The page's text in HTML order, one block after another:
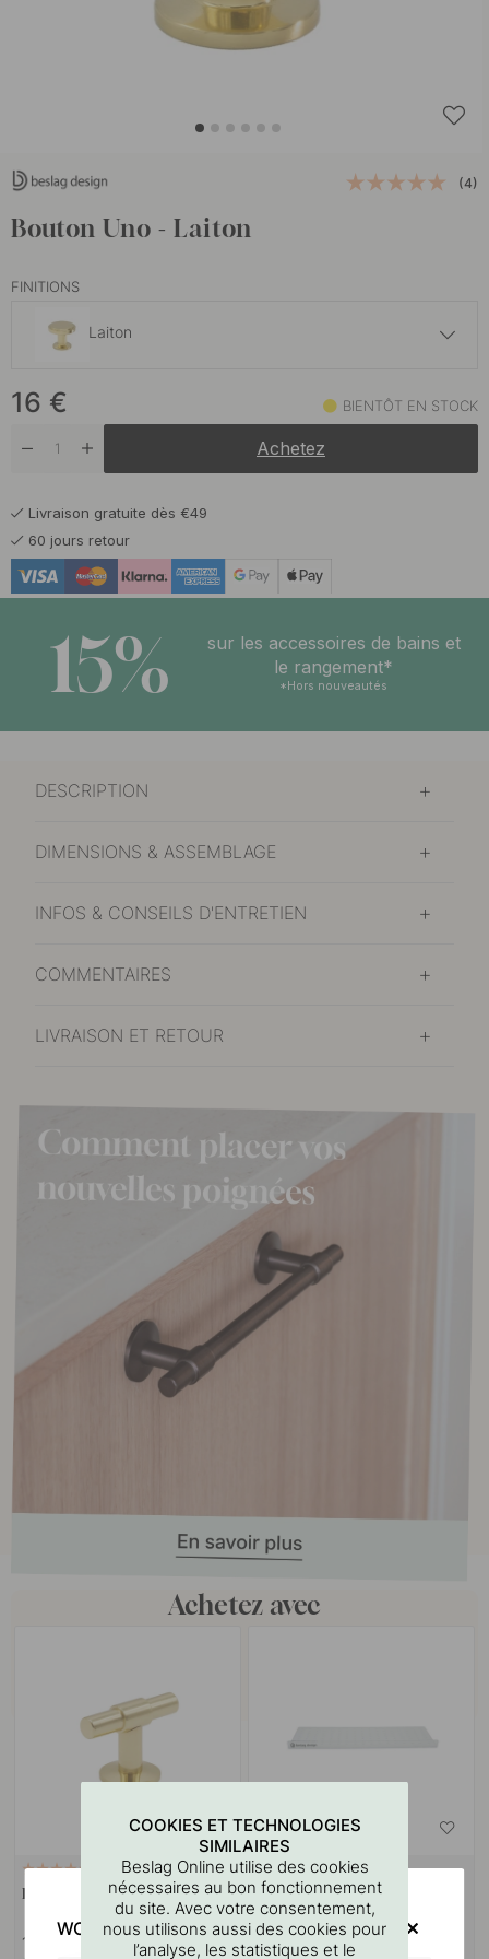
(4)
Bouton Uno - Laiton
FINITIONS
Laiton
En stock
En stock
Laiton bruni
Plaqué nickel 16 €
Noir mat
16 € BIENTÔT EN STOCK
Achetez
Livraison gratuite dès €49
60 jours retour
15%
sur les accessoires de bains et
le rangement*
*Hors nouveautés
DESCRIPTION
DIMENSIONS & ASSEMBLAGE
INFOS & CONSEILS D'ENTRETIEN
COMMENTAIRES
LIVRAISON ET RETOUR
Achetez avec
LAITON MASSIF
Bouton T Uniform - Laiton
18 €
127
Gabarit De Perçage Pour
Poignées Et Boutons
7 €
COOKIES ET TECHNOLOGIES
SIMILAIRES
Beslag Online utilise des cookies
nécessaires au bon fonctionnement
du site. Avec votre consentement,
nous utilisons aussi des cookies pour
l’analyse, les statistiques et le
WOULD YOU RATHER VISIT?